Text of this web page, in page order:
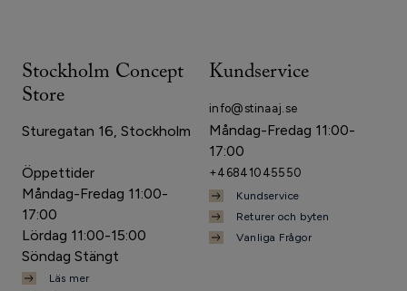
Stockholm Concept
Store
Sturegatan 16, Stockholm
Öppettider
Måndag-Fredag 11:00-
17:00
Lördag 11:00-15:00
Söndag Stängt
Läs mer
Kundservice
info@stinaaj.se
Måndag-Fredag 11:00-
17:00
+46841045550
Kundservice
Returer och byten
Vanliga Frågor